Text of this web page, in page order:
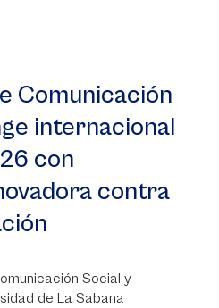
Comunicación
internacional
con
contra
Social y
de La Sabana